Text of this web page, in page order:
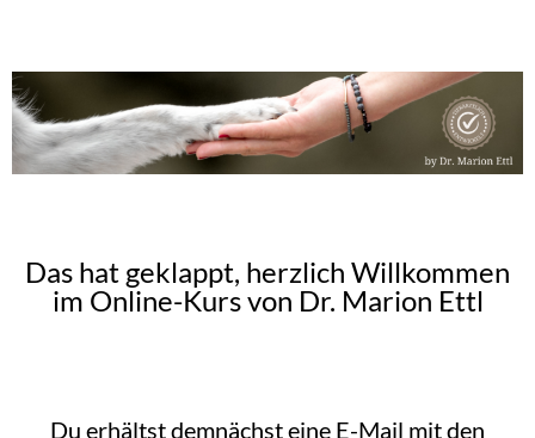
Das hat geklappt, herzlich Willkommen
im Online-Kurs von Dr. Marion Ettl
Du erhältst demnächst eine E-Mail mit den